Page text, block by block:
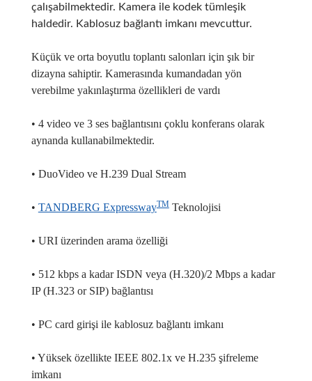
çalışabilmektedir. Kamera ile kodek tümleşik
haldedir. Kablosuz bağlantı imkanı mevcuttur.
Küçük ve orta boyutlu toplantı salonları için şık bir
dizayna sahiptir. Kamerasında kumandadan yön
verebilme yakınlaştırma özellikleri de vardı
• 4 video ve 3 ses bağlantısını çoklu konferans olarak
aynanda kullanabilmektedir.
• DuoVideo ve H.239 Dual Stream
• TANDBERG ExpresswayTMTeknolojisi
• URI üzerinden arama özelliği
• 512 kbps a kadar ISDN veya (H.320)/2 Mbps a kadar
IP (H.323 or SIP) bağlantısı
• PC card girişi ile kablosuz bağlantı imkanı
• Yüksek özellikte IEEE 802.1x ve H.235 şifreleme
imkanı